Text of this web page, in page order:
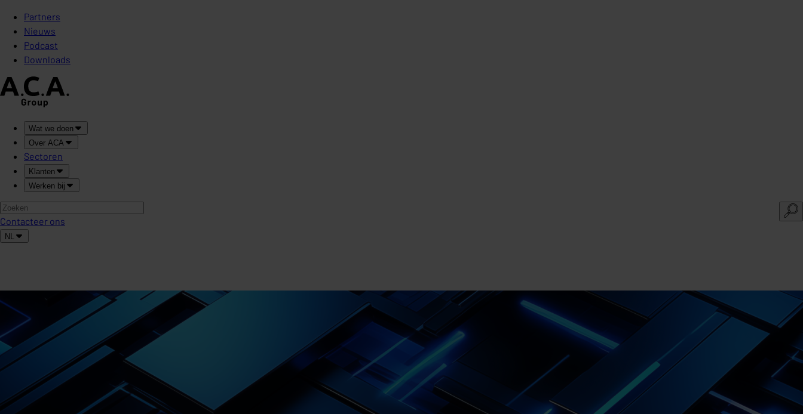
Partners
Nieuws
Podcast
Downloads
Wat we doen
Over ACA
Sectoren
Klanten
Werken bij
Contacteer ons
NL